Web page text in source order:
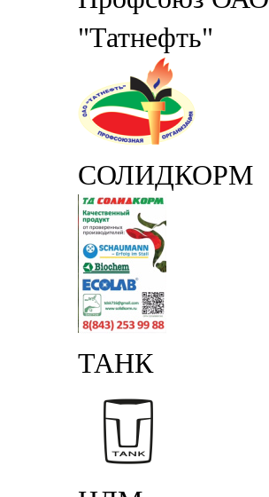
"Татнефть"
СОЛИДКОРМ
ТАНК